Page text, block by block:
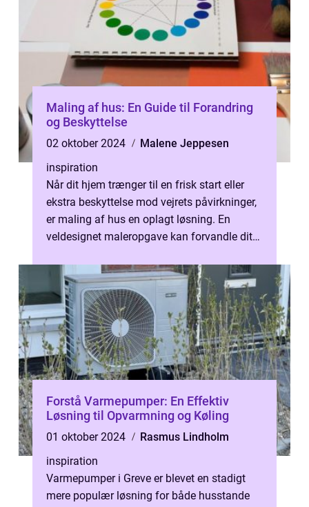
Maling af hus: En Guide til Forandring
og Beskyttelse
02 oktober 2024
Malene Jeppesen
inspiration
Når dit hjem trænger til en frisk start eller
ekstra beskyttelse mod vejrets påvirkninger,
er maling af hus en oplagt løsning. En
veldesignet maleropgave kan forvandle dit
Forstå Varmepumper: En Effektiv
Løsning til Opvarmning og Køling
01 oktober 2024
Rasmus Lindholm
inspiration
Varmepumper i Greve er blevet en stadigt
mere populær løsning for både husstande